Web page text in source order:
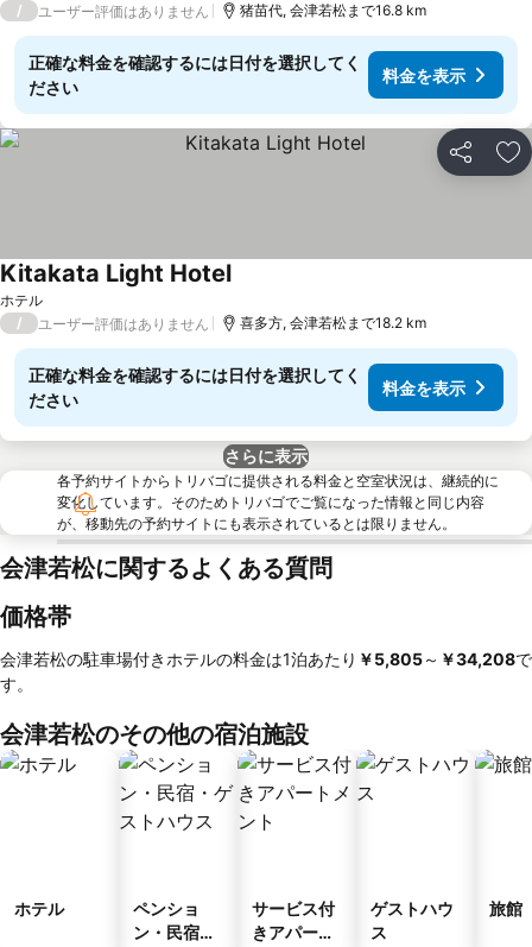
/ ユーザー評価はありません 猪苗代, 会津若松まで16.8 km
正確な料金を確認するには日付を選択してく
ださい
料金を表示
シェア お
ホテル
Kitakata Light Hotel
/ ユーザー評価はありません 喜多方, 会津若松まで18.2 km
正確な料金を確認するには日付を選択してく
ださい
料金を表示
さらに表示
各予約サイトからトリバゴに提供される料金と空室状況は、継続的に
変化しています。そのためトリバゴでご覧になった情報と同じ内容
が、移動先の予約サイトにも表示されているとは限りません。
会津若松に関するよくある質問
価格帯
会津若松の駐車場付きホテルの料金は1泊あたり ‎￥5,805～ ‎￥34,208で
す。
会津若松のその他の宿泊施設
ホテル
ペンショ
ン・民宿・
サービス付
きアパート
ゲストハウ
ス
旅館